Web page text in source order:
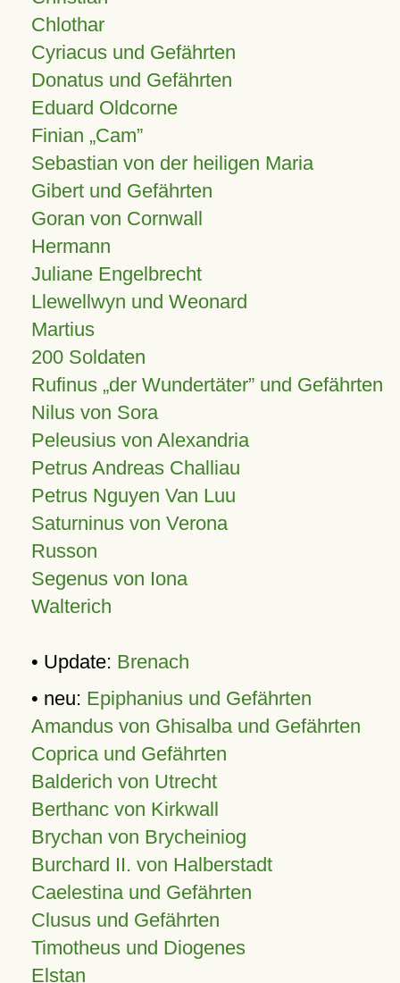
Chlothar
Cyriacus und Gefährten
Donatus und Gefährten
Eduard Oldcorne
Finian Cam
Sebastian von der heiligen Maria
Gibert und Gefährten
Goran von Cornwall
Hermann
Juliane Engelbrecht
Llewellwyn und Weonard
Martius
200 Soldaten
Rufinus „der Wundertäter” und Gefährten
Nilus von Sora
Peleusius von Alexandria
Petrus Andreas Challiau
Petrus Nguyen Van Luu
Saturninus von Verona
Russon
Segenus von Iona
Walterich
• Update: Brenach
• neu: Epiphanius und Gefährten
Amandus von Ghisalba und Gefährten
Coprica und Gefährten
Balderich von Utrecht
Berthanc von Kirkwall
Brychan von Brycheiniog
Burchard II. von Halberstadt
Caelestina und Gefährten
Clusus und Gefährten
Timotheus und Diogenes
Elstan